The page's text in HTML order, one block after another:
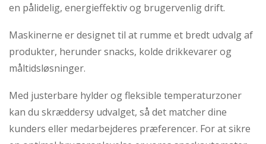
en pålidelig, energieffektiv og brugervenlig drift.
Maskinerne er designet til at rumme et bredt udvalg af
produkter, herunder snacks, kolde drikkevarer og
måltidsløsninger.
Med justerbare hylder og fleksible temperaturzoner
kan du skræddersy udvalget, så det matcher dine
kunders eller medarbejderes præferencer. For at sikre